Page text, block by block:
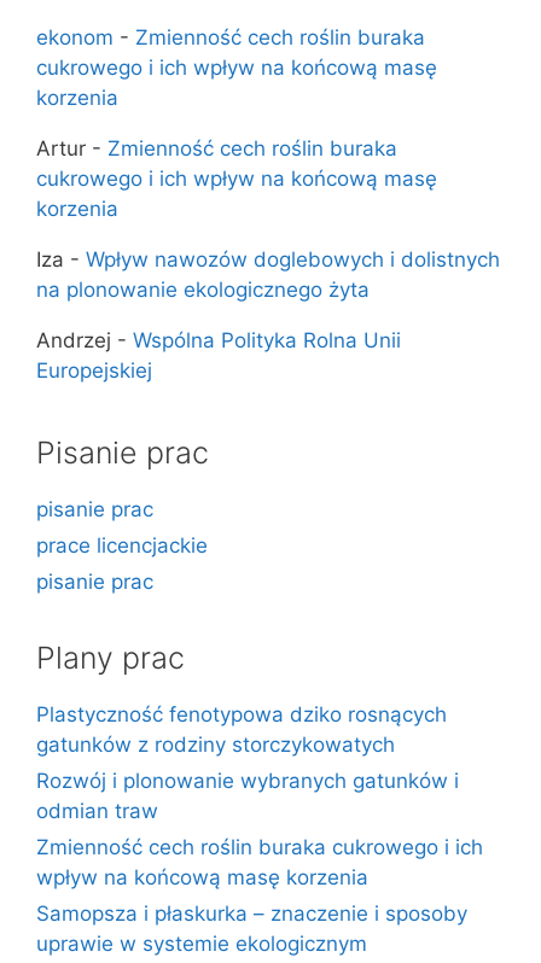
ekonom - Zmienność cech roślin buraka
cukrowego i ich wpływ na końcową masę
korzenia
Artur - Zmienność cech roślin buraka
cukrowego i ich wpływ na końcową masę
korzenia
Iza - Wpływ nawozów doglebowych i dolistnych
na plonowanie ekologicznego żyta
Andrzej - Wspólna Polityka Rolna Unii
Europejskiej
Pisanie prac
pisanie prac
prace licencjackie
pisanie prac
Plany prac
Plastyczność fenotypowa dziko rosnących
gatunków z rodziny storczykowatych
Rozwój i plonowanie wybranych gatunków i
odmian traw
Zmienność cech roślin buraka cukrowego i ich
wpływ na końcową masę korzenia
Samopsza i płaskurka – znaczenie i sposoby
uprawie w systemie ekologicznym